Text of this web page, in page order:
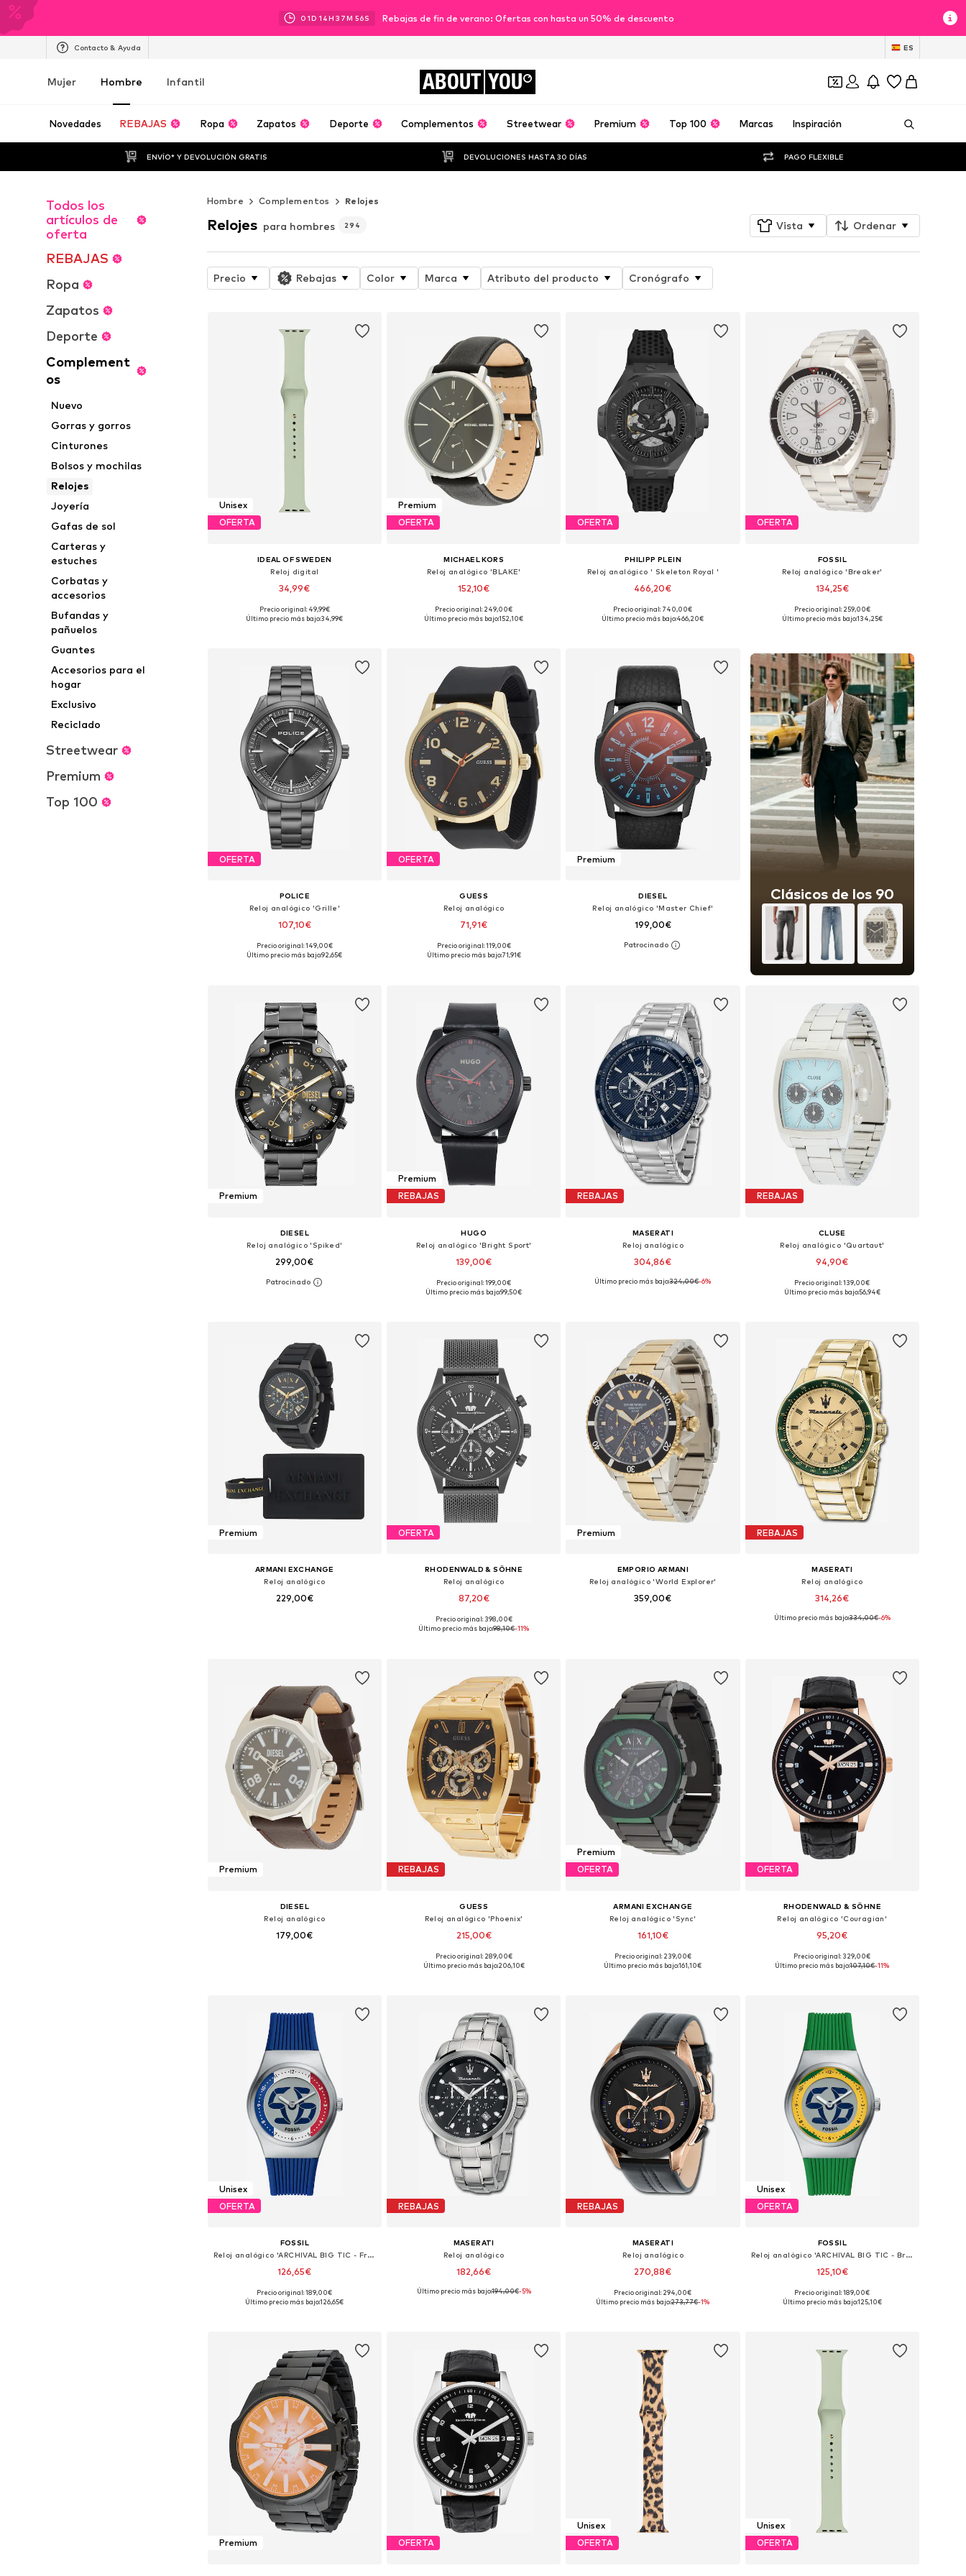
01D 14H 37M 54S Rebajas de fin de verano: Ofertas con hasta un 50% de descuento
Contacto & Ayuda ES
Mujer Hombre Infantil ABOUT YOU
Novedades REBAJAS Ropa Zapatos Deporte Complementos Streetwear Premium Top 100 Marcas Inspiración
ENVÍO* Y DEVOLUCIÓN GRATIS DEVOLUCIONES HASTA 30 DÍAS PAGO FLEXIBLE
Todos los
artículos de
oferta
REBAJAS
Ropa
Zapatos
Deporte
Complement
os
Nuevo
Gorras y gorros
Cinturones
Bolsos y mochilas
Relojes
Joyería
Gafas de sol
Carteras y
estuches
Corbatas y
accesorios
Bufandas y
pañuelos
Guantes
Accesorios para el
hogar
Exclusivo
Reciclado
Streetwear
Premium
Top 100
Hombre Complementos Relojes
Relojes para hombres 294 Vista Ordenar
Precio Rebajas Color Marca Atributo del producto Cronógrafo
Unisex
OFERTA
IDEAL OF SWEDEN
Reloj digital
34,99€
Tallas disponibles: One Size
Precio original: 49,99€
Último precio más bajo:34,99€
Premium
OFERTA
MICHAEL KORS
Reloj analógico 'BLAKE'
152,10€
Tallas disponibles: One Size
Precio original: 249,00€
Último precio más bajo:152,10€
OFERTA
PHILIPP PLEIN
Reloj analógico ' Skeleton Royal '
466,20€
Tallas disponibles: One Size
Precio original: 740,00€
Último precio más bajo:466,20€
OFERTA
FOSSIL
Reloj analógico 'Breaker'
134,25€
Tallas disponibles: One Size
Precio original: 259,00€
Último precio más bajo:134,25€
OFERTA
POLICE
Reloj analógico 'Grille'
107,10€
Tallas disponibles: One Size
Precio original: 149,00€
Último precio más bajo:92,65€
OFERTA
GUESS
Reloj analógico
71,91€
Tallas disponibles: One Size
Precio original: 119,00€
Último precio más bajo:71,91€
Premium
DIESEL
Reloj analógico 'Master Chief'
199,00€
Tallas disponibles: One Size
Clásicos de los 90
Premium
DIESEL
Reloj analógico 'Spiked'
299,00€
Tallas disponibles: One Size
Premium
REBAJAS
HUGO
Reloj analógico 'Bright Sport'
139,00€
Tallas disponibles: One Size
Precio original: 199,00€
Último precio más bajo:99,50€
REBAJAS
MASERATI
Reloj analógico
304,86€
Tallas disponibles: One Size
Último precio más bajo:324,00€-6%
REBAJAS
CLUSE
Reloj analógico 'Quartaut'
94,90€
Tallas disponibles: One Size
Precio original: 139,00€
Último precio más bajo:56,94€
Premium
ARMANI EXCHANGE
Reloj analógico
229,00€
OFERTA
RHODENWALD & SÖHNE
Reloj analógico
87,20€
Tallas disponibles: One Size
Precio original: 398,00€
Último precio más bajo:98,10€-11%
Premium
EMPORIO ARMANI
Reloj analógico 'World Explorer'
359,00€
REBAJAS
MASERATI
Reloj analógico
314,26€
Tallas disponibles: One Size
Último precio más bajo:334,00€-6%
Premium
DIESEL
Reloj analógico
179,00€
REBAJAS
GUESS
Reloj analógico 'Phoenix'
215,00€
Tallas disponibles: One Size
Precio original: 289,00€
Último precio más bajo:206,10€
Premium
OFERTA
ARMANI EXCHANGE
Reloj analógico 'Sync'
161,10€
Tallas disponibles: One Size
Precio original: 239,00€
Último precio más bajo:161,10€
OFERTA
RHODENWALD & SÖHNE
Reloj analógico 'Couragian'
95,20€
Tallas disponibles: One Size
Precio original: 329,00€
Último precio más bajo:107,10€-11%
Unisex
OFERTA
FOSSIL
Reloj analógico 'ARCHIVAL BIG TIC - France'
126,65€
Tallas disponibles: One Size
Precio original: 189,00€
Último precio más bajo:126,65€
REBAJAS
MASERATI
Reloj analógico
182,66€
Tallas disponibles: One Size
Último precio más bajo:194,00€-5%
REBAJAS
MASERATI
Reloj analógico
270,88€
Tallas disponibles: One Size
Precio original: 294,00€
Último precio más bajo:273,77€-1%
Unisex
OFERTA
FOSSIL
Reloj analógico 'ARCHIVAL BIG TIC - Brasil'
125,10€
Tallas disponibles: One Size
Precio original: 189,00€
Último precio más bajo:125,10€
Premium OFERTA
Unisex
OFERTA
Unisex
OFERTA